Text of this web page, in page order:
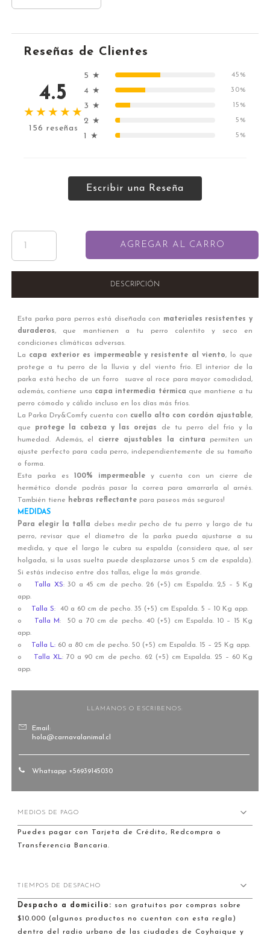
Reseñas de Clientes
4.5
★★★★★
156 reseñas
5 ★ 45%
4 ★ 30%
3 ★ 15%
2 ★ 5%
1 ★ 5%
Escribir una Reseña
AGREGAR AL CARRO
DESCRIPCIÓN
Esta parka para perros está diseñada con materiales resistentes y
duraderos, que mantienen a tu perro calentito y seco en
condiciones climáticas adversas.
La capa exterior es impermeable y resistente al viento, lo que
protege a tu perro de la lluvia y del viento frío. El interior de la
parka está hecho de un forro suave al roce para mayor comodidad,
además, contiene una capa intermedia térmica que mantiene a tu
perro cómodo y cálido incluso en los días más fríos.
La Parka Dry&Comfy cuenta con cuello alto con cordón ajustable,
que
protege la cabeza y las orejas
de tu perro del frío y la
humedad. Además, el
cierre ajustables la cintura
permiten un
ajuste perfecto para cada perro, independientemente de su tamaño
o forma.
Esta parka es
100% impermeable
y cuenta con un cierre de
hermético donde podrás pasar la correa para amarrarla al arnés.
También tiene hebras reflectante para paseos más seguros!
MEDIDAS
Para elegir la talla
debes medir pecho de tu perro y largo de tu
perro, revisar que el díametro de la parka pueda ajustarse a su
medida, y que el largo le cubra su espalda (considera que, al ser
holgada, si la usas suelta puede desplazarse unos 5 cm de espalda).
Si estás indeciso entre dos tallas, elige la más grande.
o Talla XS: 30 a 45 cm de pecho. 26 (+5) cm Espalda. 2,5 – 5 Kg
app.
o
Talla S: 40 a 60 cm de pecho. 35 (+5) cm Espalda. 5 – 10 Kg app.
o Talla M: 50 a 70 cm de pecho. 40 (+5) cm Espalda. 10 – 15 Kg
app.
o Talla L:60 a 80 cm de pecho. 50 (+5) cm Espalda. 15 – 25 Kg app.
o Talla XL: 70 a 90 cm de pecho. 62 (+5) cm Espalda. 25 – 60 Kg
app.
LLAMANOS O ESCRIBENOS:
Email:
hola@carnavalanimal.cl
Whatsapp +56939145030
MEDIOS DE PAGO
Puedes pagar con Tarjeta de Crédito, Redcompra o
Transferencia Bancaria.
TIEMPOS DE DESPACHO
Despacho a domicilio: son gratuitos por compras sobre
$10.000 (algunos productos no cuentan con esta regla)
dentro del radio urbano de las ciudades de Coyhaique y